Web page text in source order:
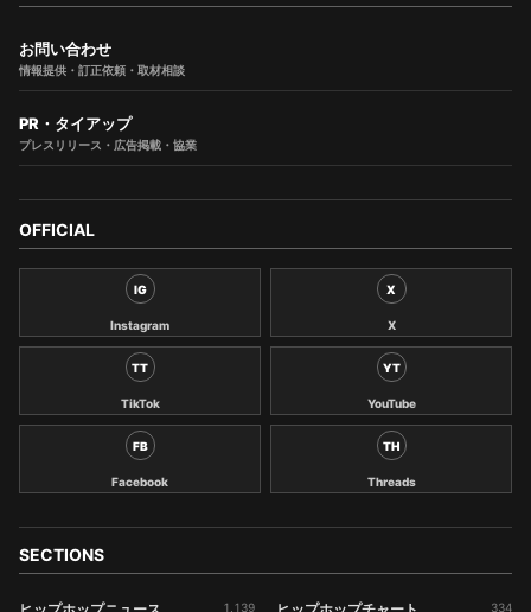
お問い合わせ
情報提供・訂正依頼・取材相談
PR・タイアップ
プレスリリース・広告掲載・協業
OFFICIAL
IG
Instagram
X
X
TT
TikTok
YT
YouTube
FB
Facebook
TH
Threads
SECTIONS
1,139 334